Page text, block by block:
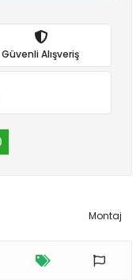
Güvenli Alışveriş
Montaj